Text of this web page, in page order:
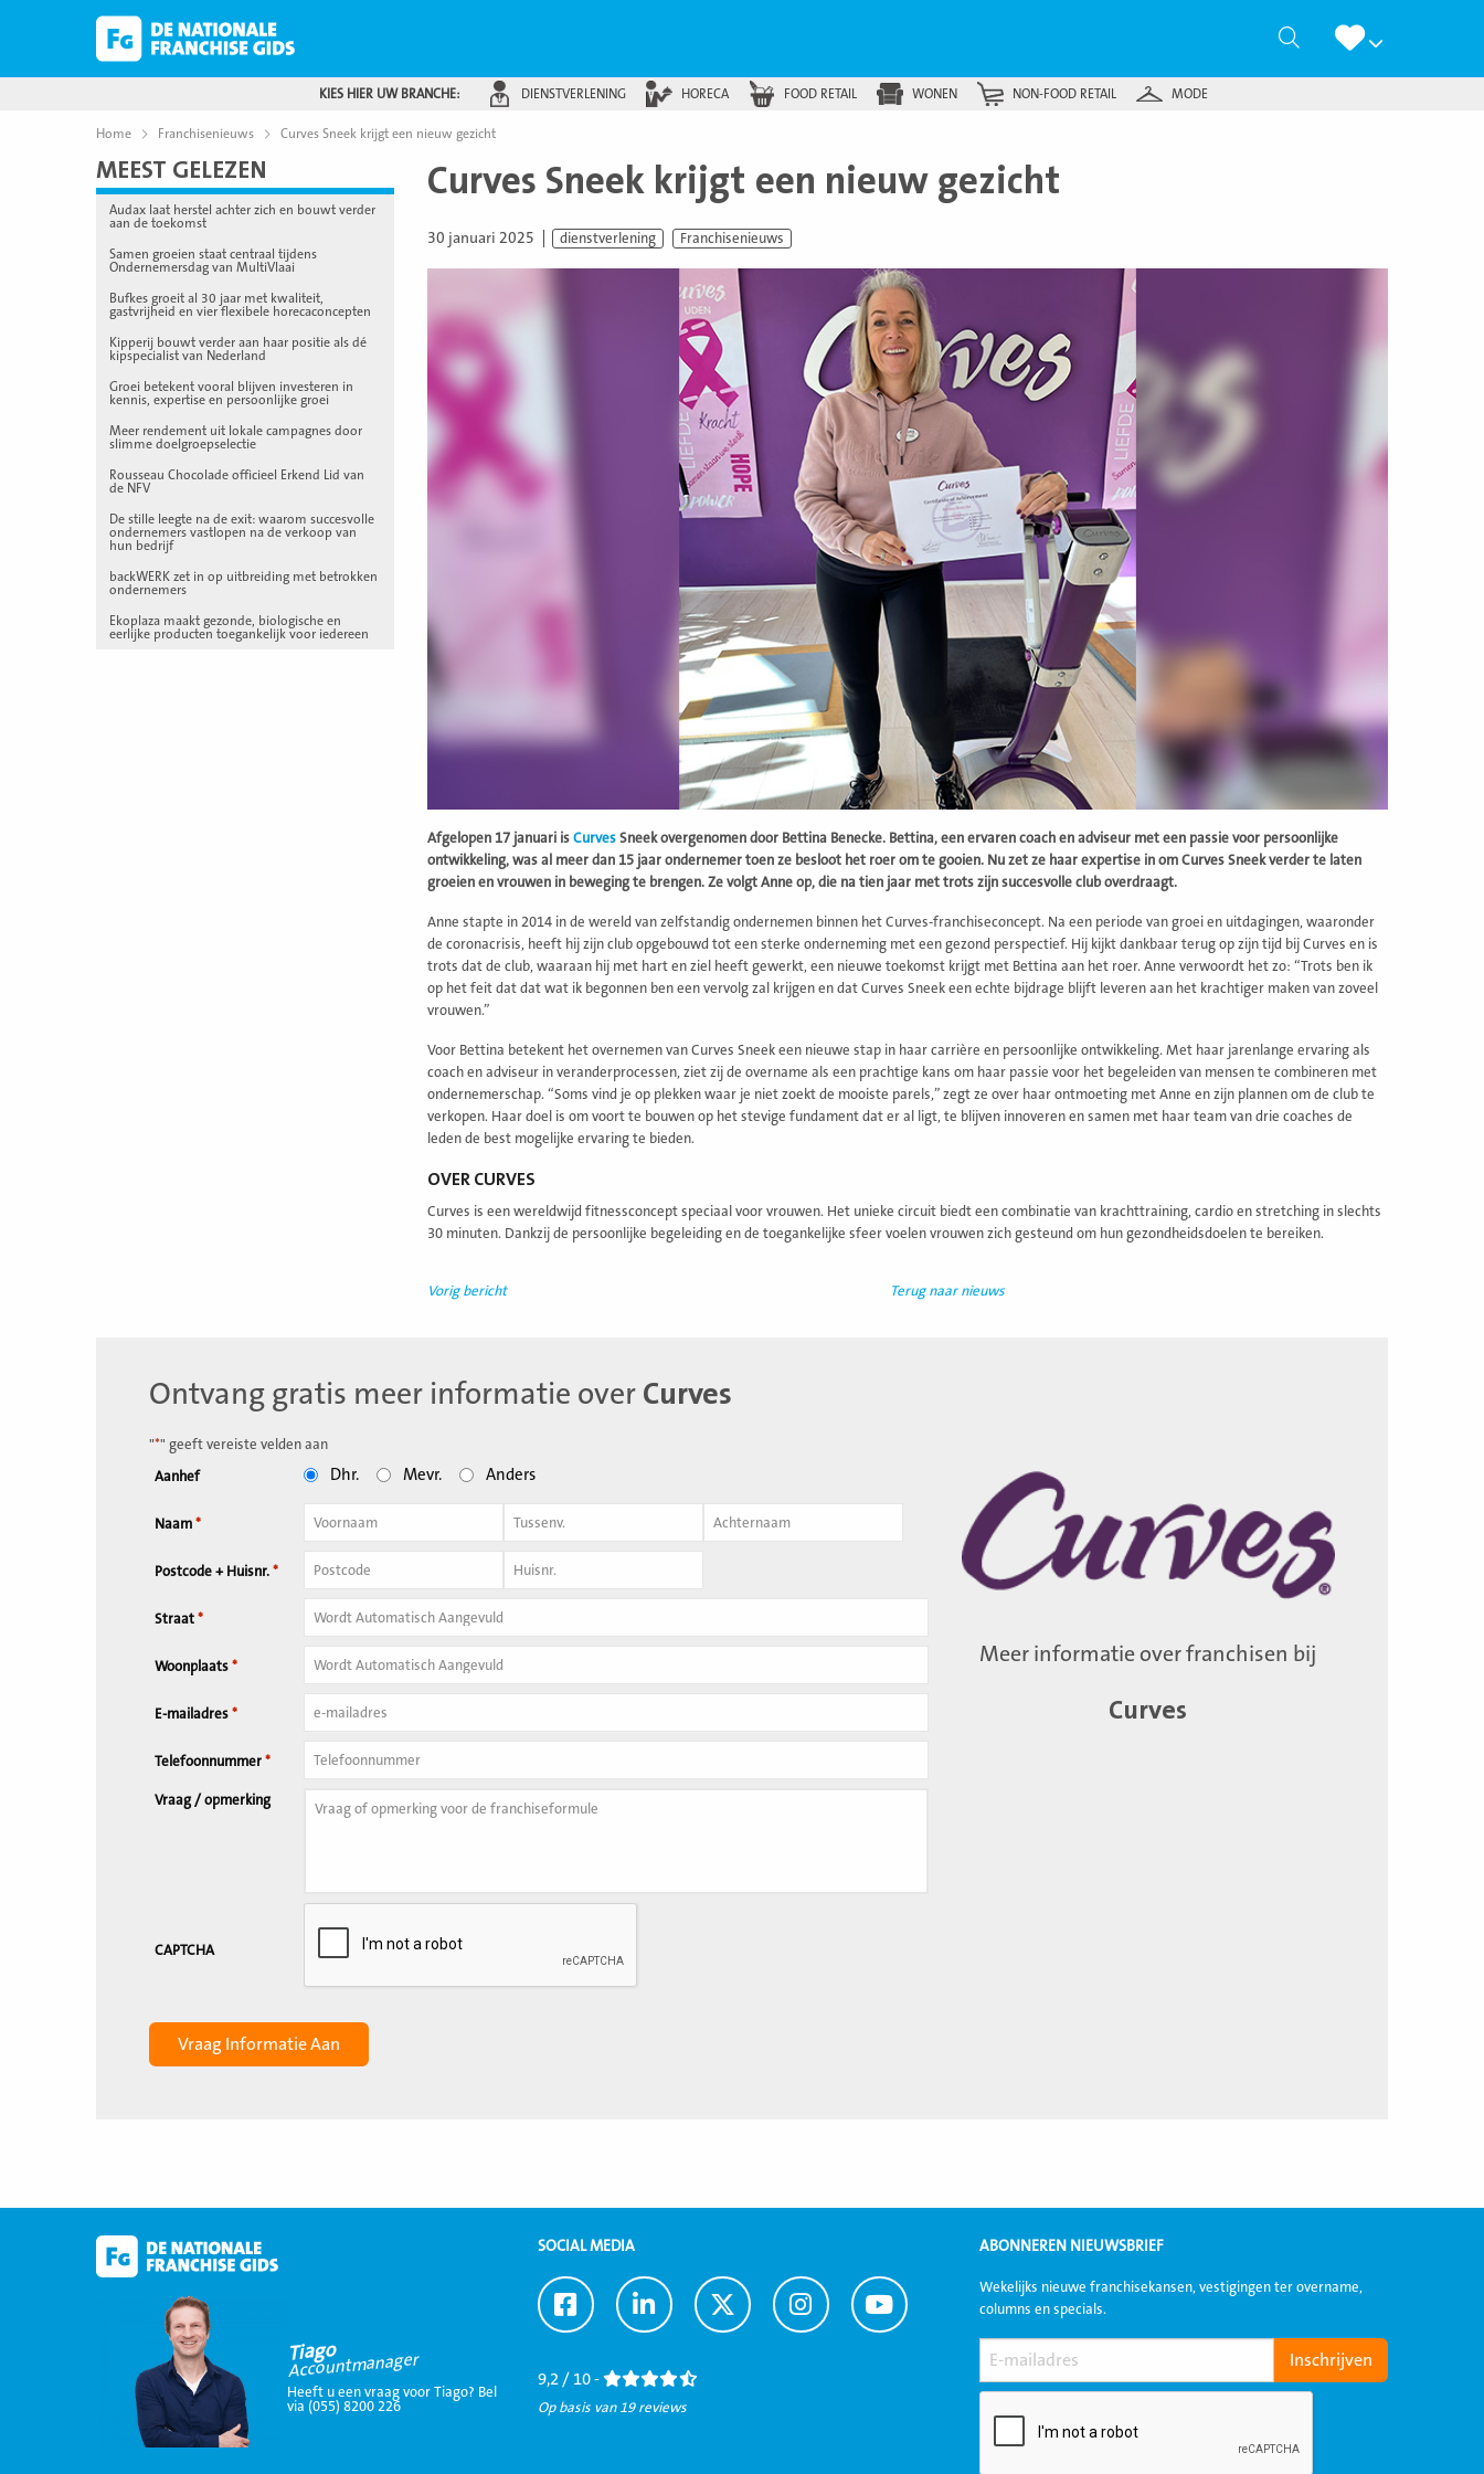
Zoeken
KIES HIER UW BRANCHE: DIENSTVERLENING HORECA FOOD RETAIL WONEN NON-FOOD RETAIL MODE
Home Franchisenieuws Curves Sneek krijgt een nieuw gezicht
MEEST GELEZEN
Audax laat herstel achter zich en bouwt verder
aan de toekomst
Samen groeien staat centraal tijdens
Ondernemersdag van MultiVlaai
Bufkes groeit al 30 jaar met kwaliteit,
gastvrijheid en vier flexibele horecaconcepten
Kipperij bouwt verder aan haar positie als dé
kipspecialist van Nederland
Groei betekent vooral blijven investeren in
kennis, expertise en persoonlijke groei
Meer rendement uit lokale campagnes door
slimme doelgroepselectie
Rousseau Chocolade officieel Erkend Lid van
de NFV
De stille leegte na de exit: waarom succesvolle
ondernemers vastlopen na de verkoop van
hun bedrijf
backWERK zet in op uitbreiding met betrokken
ondernemers
Ekoplaza maakt gezonde, biologische en
eerlijke producten toegankelijk voor iedereen
Curves Sneek krijgt een nieuw gezicht
30 januari 2025 dienstverlening Franchisenieuws
Afgelopen 17 januari is Curves Sneek overgenomen door Bettina Benecke. Bettina, een ervaren coach en adviseur met een passie voor persoonlijke
ontwikkeling, was al meer dan 15 jaar ondernemer toen ze besloot het roer om te gooien. Nu zet ze haar expertise in om Curves Sneek verder te laten
groeien en vrouwen in beweging te brengen. Ze volgt Anne op, die na tien jaar met trots zijn succesvolle club overdraagt.
Anne stapte in 2014 in de wereld van zelfstandig ondernemen binnen het Curves-franchiseconcept. Na een periode van groei en uitdagingen, waaronder
de coronacrisis, heeft hij zijn club opgebouwd tot een sterke onderneming met een gezond perspectief. Hij kijkt dankbaar terug op zijn tijd bij Curves en is
trots dat de club, waaraan hij met hart en ziel heeft gewerkt, een nieuwe toekomst krijgt met Bettina aan het roer. Anne verwoordt het zo: “Trots ben ik
op het feit dat dat wat ik begonnen ben een vervolg zal krijgen en dat Curves Sneek een echte bijdrage blijft leveren aan het krachtiger maken van zoveel
vrouwen.”
Voor Bettina betekent het overnemen van Curves Sneek een nieuwe stap in haar carrière en persoonlijke ontwikkeling. Met haar jarenlange ervaring als
coach en adviseur in veranderprocessen, ziet zij de overname als een prachtige kans om haar passie voor het begeleiden van mensen te combineren met
ondernemerschap. “Soms vind je op plekken waar je niet zoekt de mooiste parels,” zegt ze over haar ontmoeting met Anne en zijn plannen om de club te
verkopen. Haar doel is om voort te bouwen op het stevige fundament dat er al ligt, te blijven innoveren en samen met haar team van drie coaches de
leden de best mogelijke ervaring te bieden.
OVER CURVES
Curves is een wereldwijd fitnessconcept speciaal voor vrouwen. Het unieke circuit biedt een combinatie van krachttraining, cardio en stretching in slechts
30 minuten. Dankzij de persoonlijke begeleiding en de toegankelijke sfeer voelen vrouwen zich gesteund om hun gezondheidsdoelen te bereiken.
Vorig bericht Terug naar nieuws
Ontvang gratis meer informatie over Curves
"*" geeft vereiste velden aan
Aanhef Dhr. Mevr. Anders
Naam *
Postcode + Huisnr. *
Straat *
Woonplaats *
E-mailadres *
Telefoonnummer *
Vraag / opmerking
CAPTCHA
Meer informatie over franchisen bij
Curves
Tiago
Accountmanager
Heeft u een vraag voor Tiago? Bel
via (055) 8200 226
SOCIAL MEDIA
Ga
naar
Ga
naar
Ga
naar
Ga
naar
Ga
naar
9,2 / 10 -
Op basis van 19 reviews
ABONNEREN NIEUWSBRIEF
Wekelijks nieuwe franchisekansen, vestigingen ter overname,
columns en specials.